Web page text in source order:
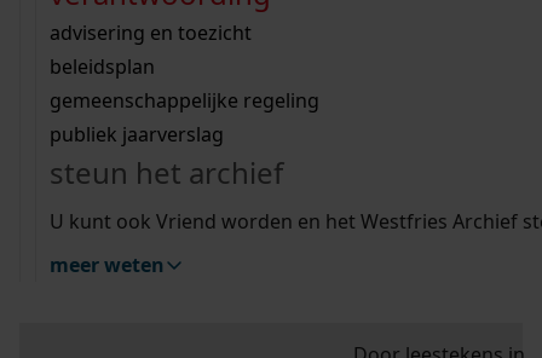
bouwvergunningen
omgevingsvergunningen
vergunningen
beeld en geluid
uitleg nodig?
Wij helpen u op weg met een aantal zoektips.
bekijk alle zoektips
Wij helpen u op weg met een aantal zoektips.
bekijk alle zoektips
bekijk ons geschiedenislokaal
advisering en toezicht
beleidsplan
gemeenschappelijke regeling
publiek jaarverslag
steun het archief
U kunt ook Vriend worden en het Westfries Archief
meer weten
hulp nodig?
Deze zoektips helpen u op weg.
zoektips